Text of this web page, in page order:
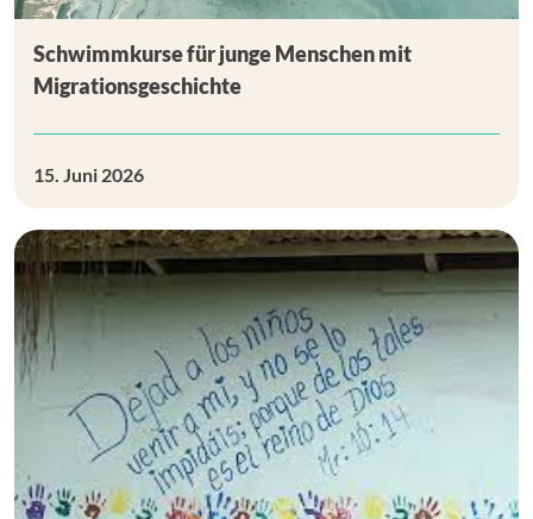
Schwimmkurse für junge Menschen mit
Migrationsgeschichte
15. Juni 2026